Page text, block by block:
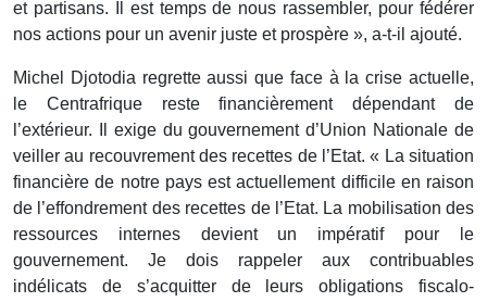
et partisans. Il est temps de nous rassembler, pour fédérer
nos actions pour un avenir juste et prospère », a-t-il ajouté.
Michel Djotodia regrette aussi que face à la crise actuelle,
le Centrafrique reste financièrement dépendant de
l’extérieur. Il exige du gouvernement d’Union Nationale de
veiller au recouvrement des recettes de l’Etat. « La situation
financière de notre pays est actuellement difficile en raison
de l’effondrement des recettes de l’Etat. La mobilisation des
ressources internes devient un impératif pour le
gouvernement. Je dois rappeler aux contribuables
indélicats de s’acquitter de leurs obligations fiscalo-